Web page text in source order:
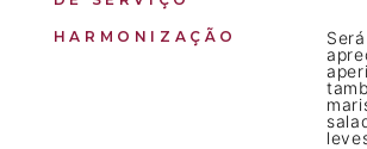
HARMONIZAÇÃO